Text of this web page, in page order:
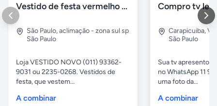
Vestido de festa vermelho com brilho e pedraria
São Paulo,aclimação - zona sul sp
São Paulo
Loja VESTIDO NOVO (011) 93362-
9031 ou 2235-0268. Vestidos de
festa, que vestem...
A combinar
Compro tv
Carapicuiba,
São Paulo
Sua tv apresentou
no WhatsApp 11
uma foto da...
A combinar